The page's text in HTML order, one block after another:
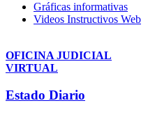
Gráficas informativas
Videos Instructivos Web
OFICINA JUDICIAL
VIRTUAL
Estado Diario